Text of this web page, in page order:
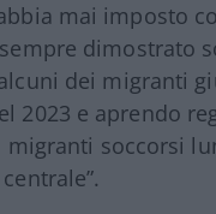
mai imposto
dimostrato
dei migranti
2023 e aprendo
soccorsi